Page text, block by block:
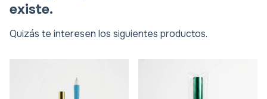
existe.
Quizás te interesen los siguientes productos.